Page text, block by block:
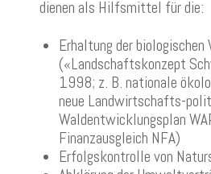
dienen als Hilfsmittel für die:
Erhaltung der
(«Landschaftskonzept
1998; z. B. nationale
neue Landwirtschafts-
Waldentwicklungsplan
Finanzausgleich NFA)
Erfolgskontrolle von